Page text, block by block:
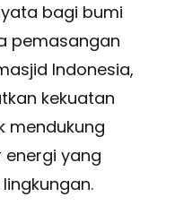
bagi bumi
pemasangan
Indonesia,
kekuatan
mendukung
energi yang